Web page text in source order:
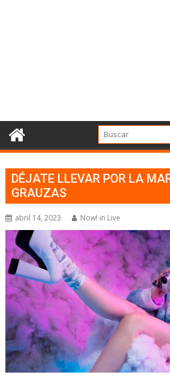
DÉJATE LLEVAR POR LA
GRAUZAS
abril 14, 2023 Now! in Live